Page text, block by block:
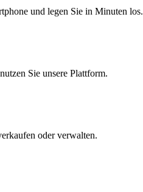
und legen Sie in Minuten los.
Sie unsere Plattform.
oder verwalten.